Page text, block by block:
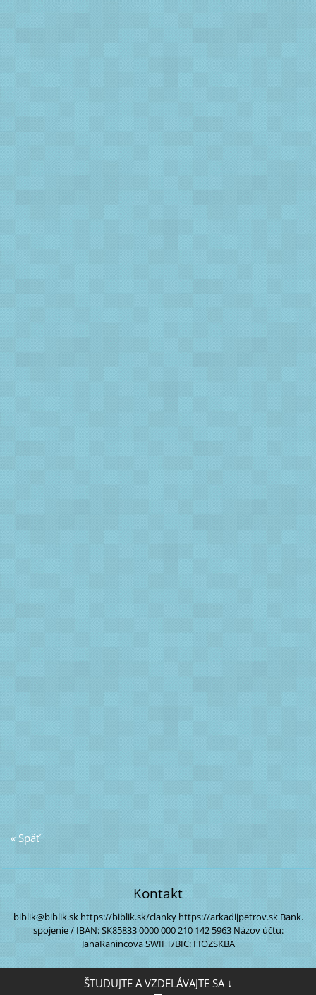
« Späť
Kontakt
biblik@biblik.skhttps://biblik.sk/clankyhttps://arkadijpetrov.skBank.
spojenie / IBAN:SK85833 0000000 210 142 5963Názov účtu:
JanaRanincovaSWIFT/BIC: FIOZSKBA
ŠTUDUJTE A VZDELÁVAJTE SA ↓